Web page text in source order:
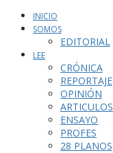
INICIO
SOMOS
EDITORIAL
LEE
CRÓNICA
REPORTAJE
OPINIÓN
ARTICULOS
ENSAYO
PROFES
28 PLANOS